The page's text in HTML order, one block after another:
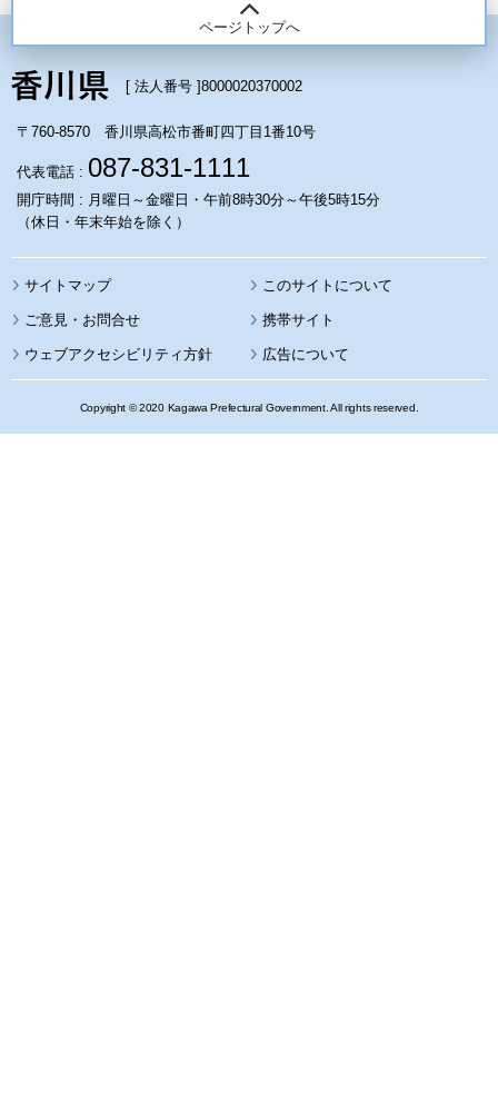
ページトップへ
[ 法人番号 ]8000020370002
〒760-8570 香川県高松市番町四丁目1番10号
代表電話 : 087-831-1111
開庁時間 : 月曜日～金曜日・午前8時30分～午後5時15分
（休日・年末年始を除く）
サイトマップ このサイトについて
携帯サイト
ウェブアクセシビリティ方針 広告について
Copyright © 2020 Kagawa Prefectural Government. All rights reserved.